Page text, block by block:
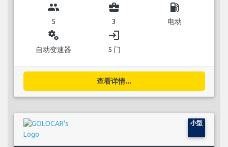
group
5
business_center
3
local_gas_station
电动
miscellaneous_services
自动变速器
login
5 门
查看详情...
小型